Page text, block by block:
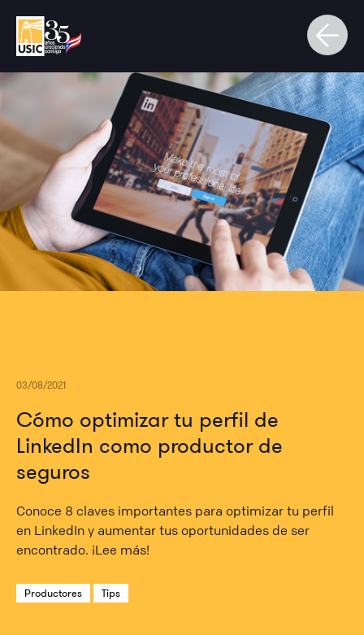
03/08/2021
Cómo optimizar tu perfil de
LinkedIn como productor de
seguros
Conoce 8 claves importantes para optimizar tu perfil
en LinkedIn y aumentar tus oportunidades de ser
encontrado. ¡Lee más!
Productores Tips